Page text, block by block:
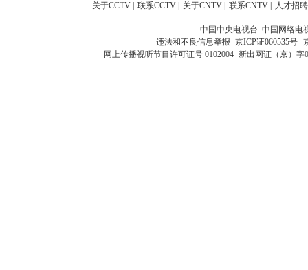
关于CCTV 联系CCTV 关于CNTV 联系CNTV 人才招聘
中国中央电视台 中国网络电
违法和不良信息举报 京ICP证060535号
网上传播视听节目许可证号 0102004 新出网证（京）